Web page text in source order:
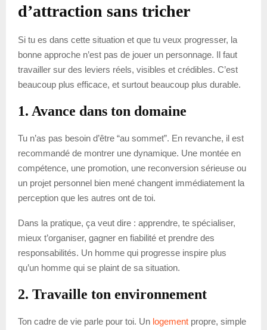
d’attraction sans tricher
Si tu es dans cette situation et que tu veux progresser, la
bonne approche n’est pas de jouer un personnage. Il faut
travailler sur des leviers réels, visibles et crédibles. C’est
beaucoup plus efficace, et surtout beaucoup plus durable.
1. Avance dans ton domaine
Tu n’as pas besoin d’être “au sommet”. En revanche, il est
recommandé de montrer une dynamique. Une montée en
compétence, une promotion, une reconversion sérieuse ou
un projet personnel bien mené changent immédiatement la
perception que les autres ont de toi.
Dans la pratique, ça veut dire : apprendre, te spécialiser,
mieux t’organiser, gagner en fiabilité et prendre des
responsabilités. Un homme qui progresse inspire plus
qu’un homme qui se plaint de sa situation.
2. Travaille ton environnement
Ton cadre de vie parle pour toi. Un logement propre, simple